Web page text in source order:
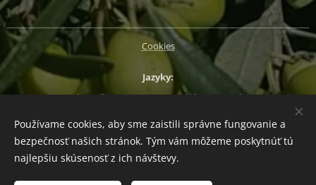
Cookies
Jazyky
Slovenčina
Magyar English Deutsch
Mena
EUR €
CZK Kč HUF Ft PLN zł
Používame cookies, aby sme zaistili správne fungovanie a
bezpečnosť našich stránok. Tým vám môžeme poskytnúť tú
najlepšiu skúsenosť z ich návštevy.